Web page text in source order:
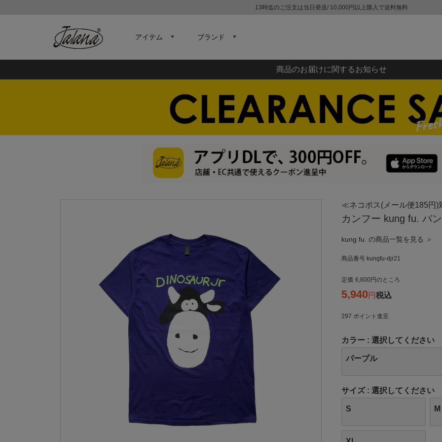
13時迄のご注文は当日発送/ 10,000円以上購入で送料無料
アイテム ブランド
商品のお届けに関するお知らせ
≪ネコポス(メール便185円
カンフー kung fu. バ
kung fu. の商品一覧を見る ＞
商品番号 kungfu-djr21
定価 6,600 のところ
5,940 税込
297 ポイント進呈
カラー 選択してください
パープル
サイズ 選択してください
S M